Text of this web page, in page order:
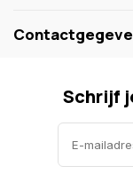
Schrijf